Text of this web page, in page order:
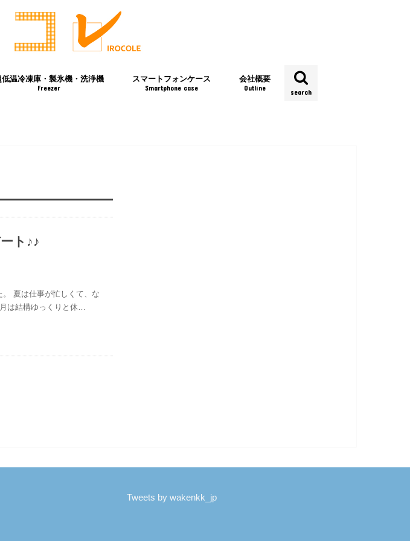
search
低温冷凍庫・製氷機・洗浄機
Freezer
スマートフォンケース
Smartphone case
会社概要
Outline
ト♪♪
夏は仕事が忙しくて、な
は結構ゆっくりと休…
Tweets by wakenkk_jp